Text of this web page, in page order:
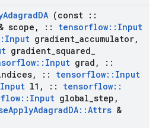
AdagradDA (const ::
scope , :: tensorflow:: Input
Input gradient accumulator,
gradient squared
:: Input grad ,
::
, :: tensorflow:: Input
Input l1 , :: tensorflow::
:: Input global step ,
ApplyAdagradDA::Attrs &